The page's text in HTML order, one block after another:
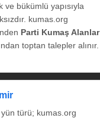
ve bükümlü yapısıyla
kumas.org
Parti Kumaş Alanlar
toptan talepler alınır.
türü; kumas.org